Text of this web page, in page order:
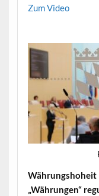
Zum Video
Währung­shoheit
„Währun­gen“